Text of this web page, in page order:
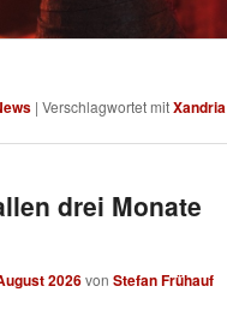
|Verschlagwortet mitXandria
drei Monate
2026vonStefan Frühauf